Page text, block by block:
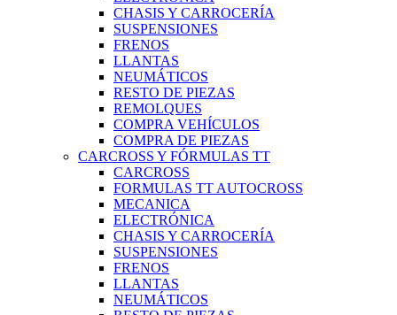
CHASIS Y CARROCERÍA
SUSPENSIONES
FRENOS
LLANTAS
NEUMÁTICOS
RESTO DE PIEZAS
REMOLQUES
COMPRA VEHÍCULOS
COMPRA DE PIEZAS
CARCROSS Y FÓRMULAS TT
CARCROSS
FORMULAS TT AUTOCROSS
MECANICA
ELECTRÓNICA
CHASIS Y CARROCERÍA
SUSPENSIONES
FRENOS
LLANTAS
NEUMÁTICOS